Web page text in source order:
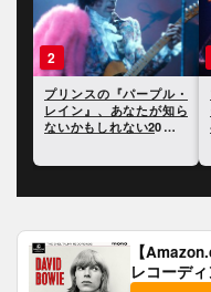
プル・
が知ら
20のト
プリンスの伝説のギタ
ー・ソロについてトム・
ペティが振り返る
【
レコーデ